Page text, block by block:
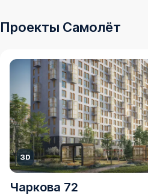
Проекты Самолёт
Чаркова 72